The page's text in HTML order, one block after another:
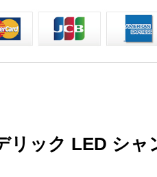
リック LED シャ